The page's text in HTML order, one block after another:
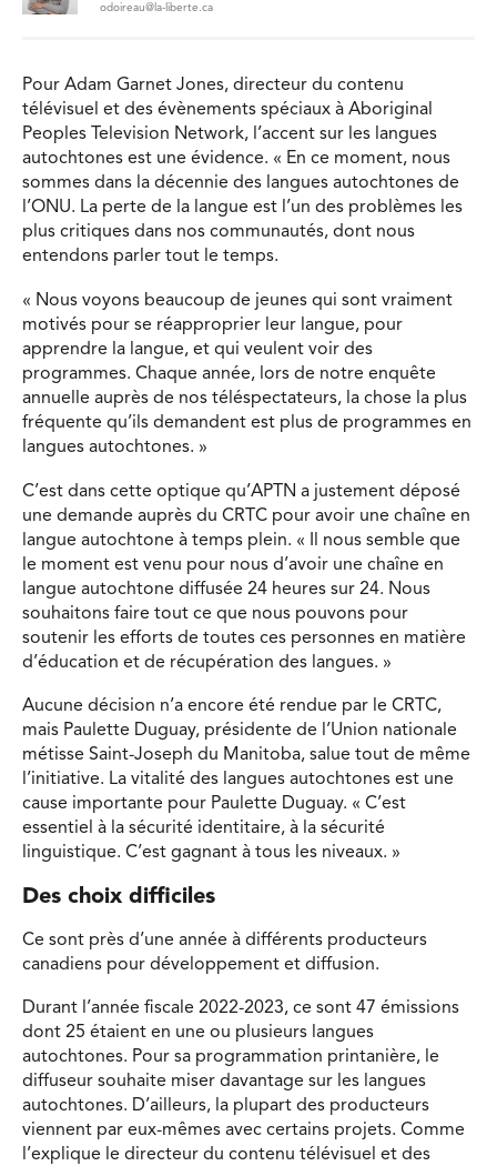
odoireau@la-liberte.ca
Pour Adam Garnet Jones, directeur du contenu
télévisuel et des évènements spéciaux à Aboriginal
Peoples Television Network, l’accent sur les langues
autochtones est une évidence. « En ce moment, nous
sommes dans la décennie des langues autochtones de
l’ONU. La perte de la langue est l’un des problèmes les
plus critiques dans nos communautés, dont nous
entendons parler tout le temps.
« Nous voyons beaucoup de jeunes qui sont vraiment
motivés pour se réapproprier leur langue, pour
apprendre la langue, et qui veulent voir des
programmes. Chaque année, lors de notre enquête
annuelle auprès de nos téléspectateurs, la chose la plus
fréquente qu’ils demandent est plus de programmes en
langues autochtones. »
C’est dans cette optique qu’APTN a justement déposé
une demande auprès du CRTC pour avoir une chaîne en
langue autochtone à temps plein. « Il nous semble que
le moment est venu pour nous d’avoir une chaîne en
langue autochtone diffusée 24 heures sur 24. Nous
souhaitons faire tout ce que nous pouvons pour
soutenir les efforts de toutes ces personnes en matière
d’éducation et de récupération des langues. »
Aucune décision n’a encore été rendue par le CRTC,
mais Paulette Duguay, présidente de l’Union nationale
métisse Saint-Joseph du Manitoba, salue tout de même
l’initiative. La vitalité des langues autochtones est une
cause importante pour Paulette Duguay. « C’est
essentiel à la sécurité identitaire, à la sécurité
linguistique. C’est gagnant à tous les niveaux. »
Des choix difficiles
Ce sont près d’une année à différents producteurs
canadiens pour développement et diffusion.
Durant l’année fiscale 2022-2023, ce sont 47 émissions
dont 25 étaient en une ou plusieurs langues
autochtones. Pour sa programmation printanière, le
diffuseur souhaite miser davantage sur les langues
autochtones. D’ailleurs, la plupart des producteurs
viennent par eux-mêmes avec certains projets. Comme
l’explique le directeur du contenu télévisuel et des